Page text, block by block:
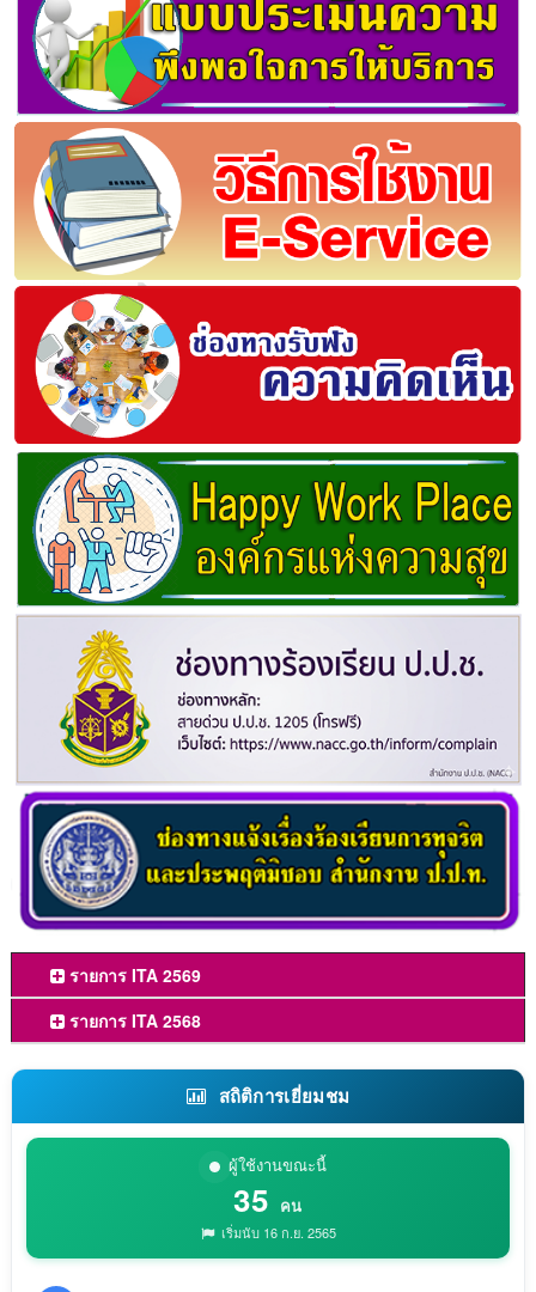
รายการ ITA 2569
รายการ ITA 2568
สถิติการเยี่ยมชม
ผู้ใช้งานขณะนี้
35 คน
เริ่มนับ 16 ก.ย. 2565